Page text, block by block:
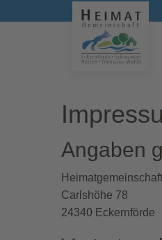
Angaben
Carlshöhe 78
24340 Eckernförde